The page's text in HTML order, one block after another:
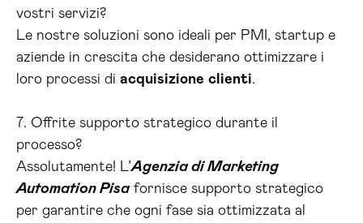
vostri servizi?
Le nostre soluzioni sono ideali per PMI, startup e
aziende in crescita che desiderano ottimizzare i
loro processi di acquisizione clienti.
7. Offrite supporto strategico durante il
processo?
Assolutamente! L’Agenzia di Marketing
Automation Pisafornisce supporto strategico
per garantire che ogni fase sia ottimizzata al